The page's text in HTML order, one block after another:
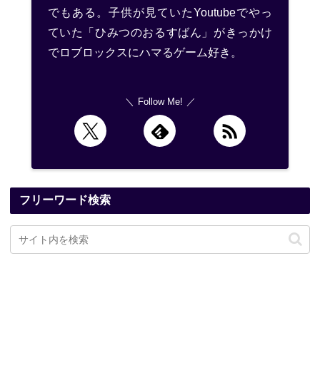
でもある。子供が見ていたYoutubeでやっ
ていた「ひみつのおるすばん」がきっかけ
でロブロックスにハマるゲーム好き。
Follow Me!
フリーワード検索